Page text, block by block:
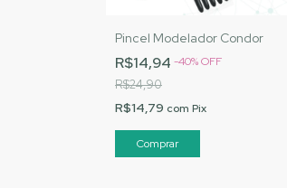
Pincel Modelador Condor
R$14,94 -40%OFF
R$24,90
R$14,79 com Pix
Comprar